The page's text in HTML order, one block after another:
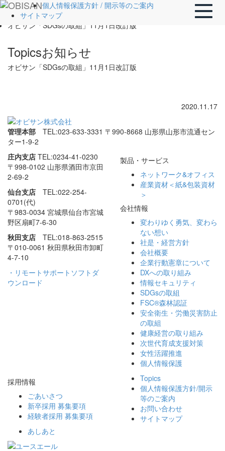
Toggle
個人情報保護方針 / 開示等のご案内
サイトマップ
ホーム
Topics
オビサン「SDGsの取組」11月1日改訂版
Topicsお知らせ
オビサン「SDGsの取組」11月1日改訂版
2020.11.17
管理本部 TEL:023-633-3331 〒990-8668 山形県山形市流通セン
ター1-9-2
庄内支店 TEL:0234-41-0230
〒998-0102 山形県酒田市京田
2-69-2
仙台支店 TEL:022-254-
0701(代)
〒983-0034 宮城県仙台市宮城
野区扇町7-6-30
秋田支店 TEL:018-863-2515
〒010-0061 秋田県秋田市卸町
4-7-10
・リモートサポートソフトダ
ウンロード
製品・サービス
ネットワーク&オフィス
産業資材＜紙&包装資材
＞
会社情報
変わりゆく勇気、 変わら
ない想い
社是・経営方針
会社概要
企業行動憲章について
DXへの取り組み
情報セキュリティ
SDGsの取組
FSC®森林認証
安全衛生・労働災害防止
の取組
健康経営の取り組み
次世代育成支援対策
女性活躍推進
個人情報保護
採用情報
ごあいさつ
新卒採用 募集要項
経験者採用 募集要項
あしあと
Topics
個人情報保護方針/開示
等のご案内
お問い合わせ
サイトマップ